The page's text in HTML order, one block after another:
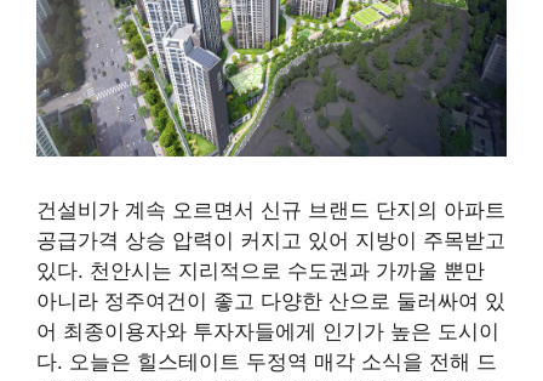
건설비가 계속 오르면서 신규 브랜드 단지의 아파트
공급가격 상승 압력이 커지고 있어 지방이 주목받고
있다. 천안시는 지리적으로 수도권과 가까울 뿐만
아니라 정주여건이 좋고 다양한 산으로 둘러싸여 있
어 최종이용자와 투자자들에게 인기가 높은 도시이
다. 오늘은 힐스테이트 두정역 매각 소식을 전해 드